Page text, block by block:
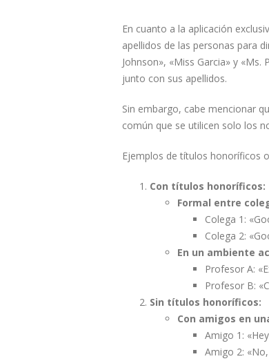
En cuanto a la aplicación
apellidos de las personas para
Johnson», «Miss Garcia» y
junto con sus apellidos.
Sin embargo, cabe mencionar
común que se utilicen solo los
Ejemplos de títulos honoríficos
Con títulos honoríficos:
Formal entre
Colega 1:
Colega 2:
En un ambiente
Profesor A:
Profesor B:
Sin títulos honoríficos:
Con amigos en
Amigo 1:
Amigo 2: